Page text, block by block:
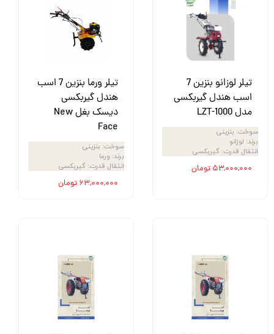
تیلر لوزانو بنزین 7
اسب هندل گیربکسی
مدل LZT-1000
سوخت: بنزینی
برند: لوزانو
انتقال قدرت: گیربکسی
۵۳,۰۰۰,۰۰۰ تومان
تیلر ورما بنزین 7 اسب
هندل گیربکسی
دیسک بغل New
Face
سوخت: بنزینی
برند: ورما
انتقال قدرت: گیربکسی
۶۳,۰۰۰,۰۰۰ تومان